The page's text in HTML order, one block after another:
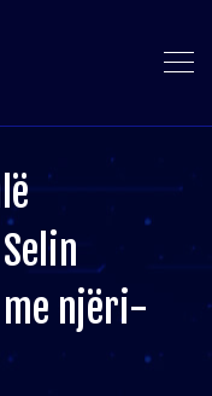
me njëri-